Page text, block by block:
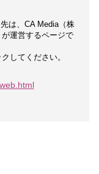
は、 CA Media（株
運営するページで
してください。